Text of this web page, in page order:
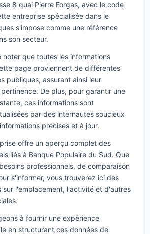
8 quai Pierre Forgas, avec le code
entreprise spécialisée dans le
s'impose comme une référence
son secteur.
noter que toutes les informations
page proviennent de différentes
publiques, assurant ainsi leur
De plus, pour garantir une
ces informations sont
par des internautes soucieux
précises et à jour.
offre un aperçu complet des
liés à Banque Populaire du Sud. Que
professionnels, de comparaison
s'informer, vous trouverez ici des
sur l'emplacement, l'activité et d'autres
à fournir une expérience
en structurant ces données de